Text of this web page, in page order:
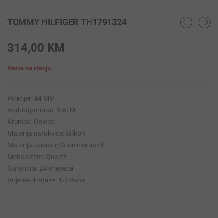
TOMMY HILFIGER TH1791324
314,00 KM
Nema na stanju
Promjer: 44 MM
Vodootpornost: 5 ATM
Krunica: Obicna
Materija narukvice: Silikon
Materijal kucista: Stainless-steel
Mehanizam: Quartz
Garancija: 24 mjeseca
Vrijeme dostave: 1-2 dana